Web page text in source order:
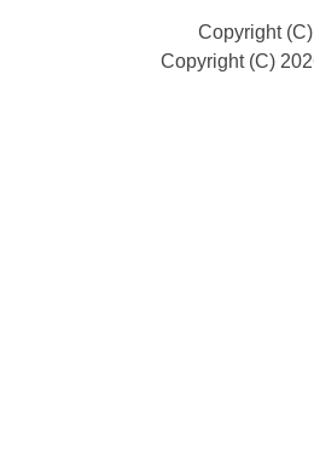
Copyright
Copyright (C)